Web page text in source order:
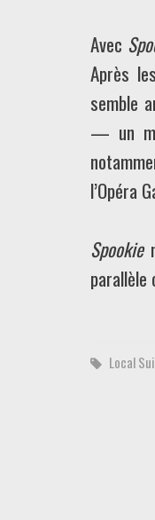
Avec
Après
semble
— un
l’Opéra
Spookie
Local